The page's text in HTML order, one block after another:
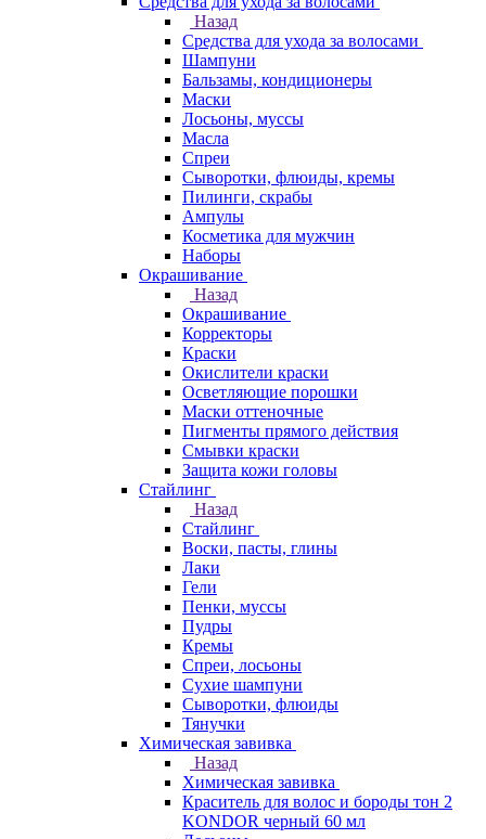
Назад
Средства для ухода за волосами
Шампуни
Бальзамы, кондиционеры
Маски
Лосьоны, муссы
Масла
Спреи
Сыворотки, флюиды, кремы
Пилинги, скрабы
Ампулы
Косметика для мужчин
Наборы
Окрашивание
Назад
Окрашивание
Корректоры
Краски
Окислители краски
Осветляющие порошки
Маски оттеночные
Пигменты прямого действия
Смывки краски
Защита кожи головы
Стайлинг
Назад
Стайлинг
Воски, пасты, глины
Лаки
Гели
Пенки, муссы
Пудры
Кремы
Спреи, лосьоны
Сухие шампуни
Сыворотки, флюиды
Тянучки
Химическая завивка
Назад
Химическая завивка
Краситель для волос и бороды тон 2
KONDOR черный 60 мл